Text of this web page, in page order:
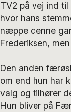
TV2 på vej ind
hvor hans
næppe denne
Frederiksen,
Den anden
om end hun har
valg og tilhører
Hun bliver på